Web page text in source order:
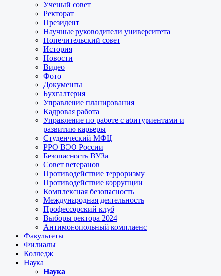
Ученый совет
Ректорат
Президент
Научные руководители университета
Попечительский совет
История
Новости
Видео
Фото
Документы
Бухгалтерия
Управление планирования
Кадровая работа
Управление по работе с абитуриентами и
развитию карьеры
Студенческий МФЦ
РРО ВЭО России
Безопасность ВУЗа
Совет ветеранов
Противодействие терроризму
Противодействие коррупции
Комплексная безопасность
Международная деятельность
Профессорский клуб
Выборы ректора 2024
Антимонопольный комплаенс
Факультеты
Филиалы
Колледж
Наука
Наука